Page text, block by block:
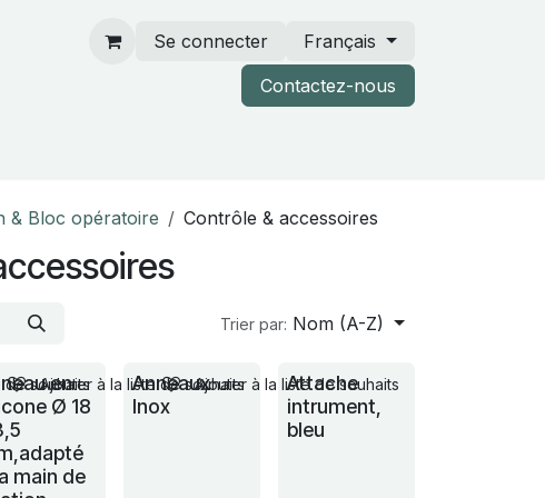
Se connecter
Français
Contactez-nous
& Bloc opératoire Contrôle & accessoires
Trier par: Nom (A-Z)
en
Ø 18
main de
de souhaits
Anneaux
Inox
Ajouter à la liste de souhaits
Attache
intrument,
bleu
Ajouter à la liste de souhaits